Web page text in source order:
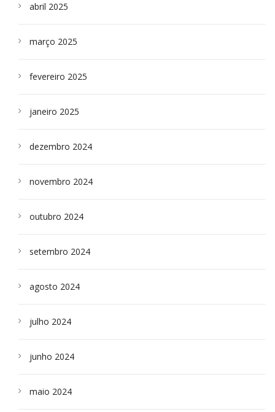
abril 2025
março 2025
fevereiro 2025
janeiro 2025
dezembro 2024
novembro 2024
outubro 2024
setembro 2024
agosto 2024
julho 2024
junho 2024
maio 2024